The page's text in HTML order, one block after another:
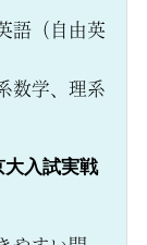
語（自由英
数学、理系
入試実戦